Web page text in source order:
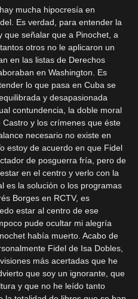
mucha hipocresía en
Es verdad, para entender la
que señalar que a Pinochet, a
otros no le aplicaron un
en las listas de Derechos
en Washington. Es
lo que pasa en Cuba se
y desapasionada
contundencia, la doble moral
y los crímenes que éste
necesario no existe en
estoy de acuerdo en que Fidel
de posguerra fría, pero de
en el centro y verlo con la
es la solución o los programas
Borges en RCTV, es
estar al centro de ese
pude ocultar mi alegría
había muerto. Acabo de
Fidel de Isa Dobles,
más acertadas que he
que soy un ignorante, que
y que no he leído tanto